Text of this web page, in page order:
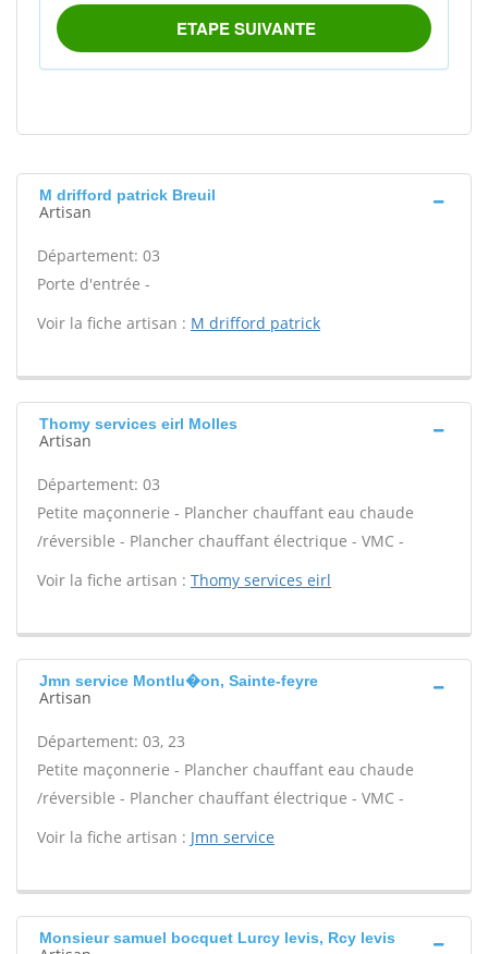
M drifford patrick Breuil
Artisan
Département: 03
Porte d'entrée -
Voir la fiche artisan : M drifford patrick
Thomy services eirl Molles
Artisan
Département: 03
Petite maçonnerie - Plancher chauffant eau chaude
/réversible - Plancher chauffant électrique - VMC -
Voir la fiche artisan : Thomy services eirl
Jmn service Montlu�on, Sainte-feyre
Artisan
Département: 03, 23
Petite maçonnerie - Plancher chauffant eau chaude
/réversible - Plancher chauffant électrique - VMC -
Voir la fiche artisan : Jmn service
Monsieur samuel bocquet Lurcy levis, Rcy levis